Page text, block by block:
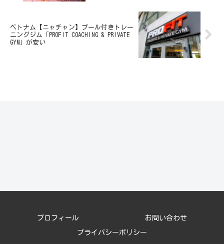
ベトナム【ニャチャン】プール付きトレー
ニングジム「PROFIT COACHING & PRIVATE
GYM」が安い
プロフィール お問い合わせ
プライバシーポリシー